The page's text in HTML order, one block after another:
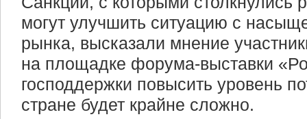
могут улучшить ситуацию с
рынка, высказали мнение
на площадке форума-выставки
господдержки повысить уровень
стране будет крайне сложно.